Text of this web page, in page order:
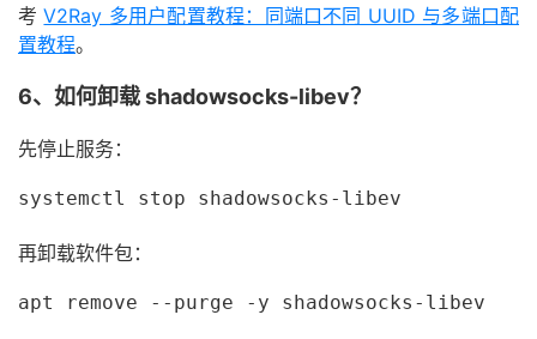
考V2Ray 多用户配置教程：同端口不同 UUID 与多端口配
置教程。
6、如何卸载 shadowsocks-libev？
先停止服务：
systemctl stop shadowsocks-libev
再卸载软件包：
apt remove --purge -y shadowsocks-libev